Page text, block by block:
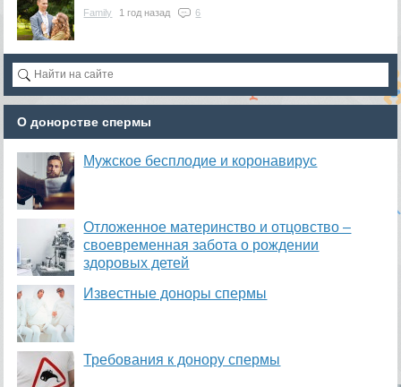
Family 1 год назад 6
О донорстве спермы
​Мужское бесплодие и коронавирус
Отложенное материнство и отцовство –
своевременная забота о рождении
здоровых детей
Известные доноры спермы
Требования к донору спермы